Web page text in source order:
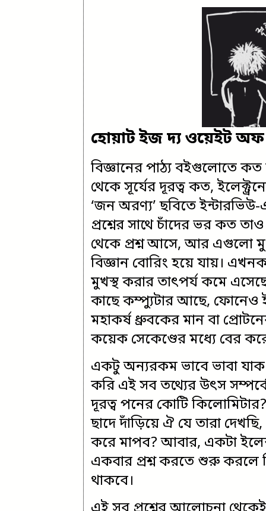
হোয়াট ইজ দ্য ওয়েইট অফ
বিজ্ঞানের পাঠ্য বইগুলোতে
থেকে সূর্যের দূরত্ব কত,
‘জন অরণ্য’ ছবিতে
প্রশ্নের সাথে চাঁদের ভর কত
থেকে প্রশ্ন আসে, আর এগুলো
বিজ্ঞান বোরিং হয়ে যায়।
মুখস্থ করার তাৎপর্য কমে
কাছে কম্প্যুটার আছে, ফোনেও
মহাকর্ষ ধ্রুবকের মান বা
কয়েক সেকেণ্ডের মধ্যে বের
একটু অন্যরকম ভাবে ভাবা
করি এই সব তথ্যের উৎস
দূরত্ব পনের কোটি
ছাদে দাঁড়িয়ে ঐ যে তারা
করে মাপব? আবার, একটা
একবার প্রশ্ন করতে শুরু করলে
থাকবে।